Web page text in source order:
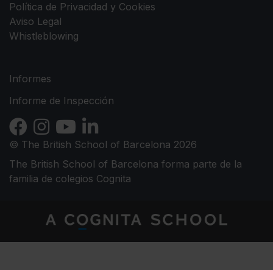
Política de Privacidad y Cookies
Aviso Legal
Whistleblowing
Informes
Informe de Inspección
© The British School of Barcelona 2026
The British School of Barcelona forma parte de la
familia de colegios Cognita